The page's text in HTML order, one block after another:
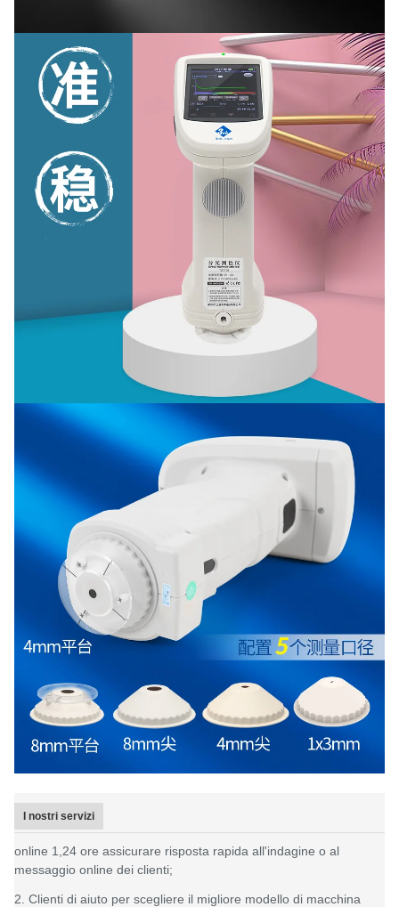
I nostri servizi
online 1,24 ore assicurare risposta rapida all'indagine o al
messaggio online dei clienti;
2. Clienti di aiuto per scegliere il migliore modello di macchina